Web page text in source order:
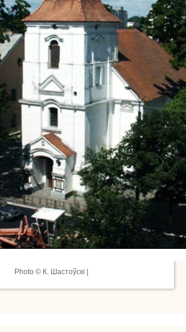
Photo © К. Шастоўскі |